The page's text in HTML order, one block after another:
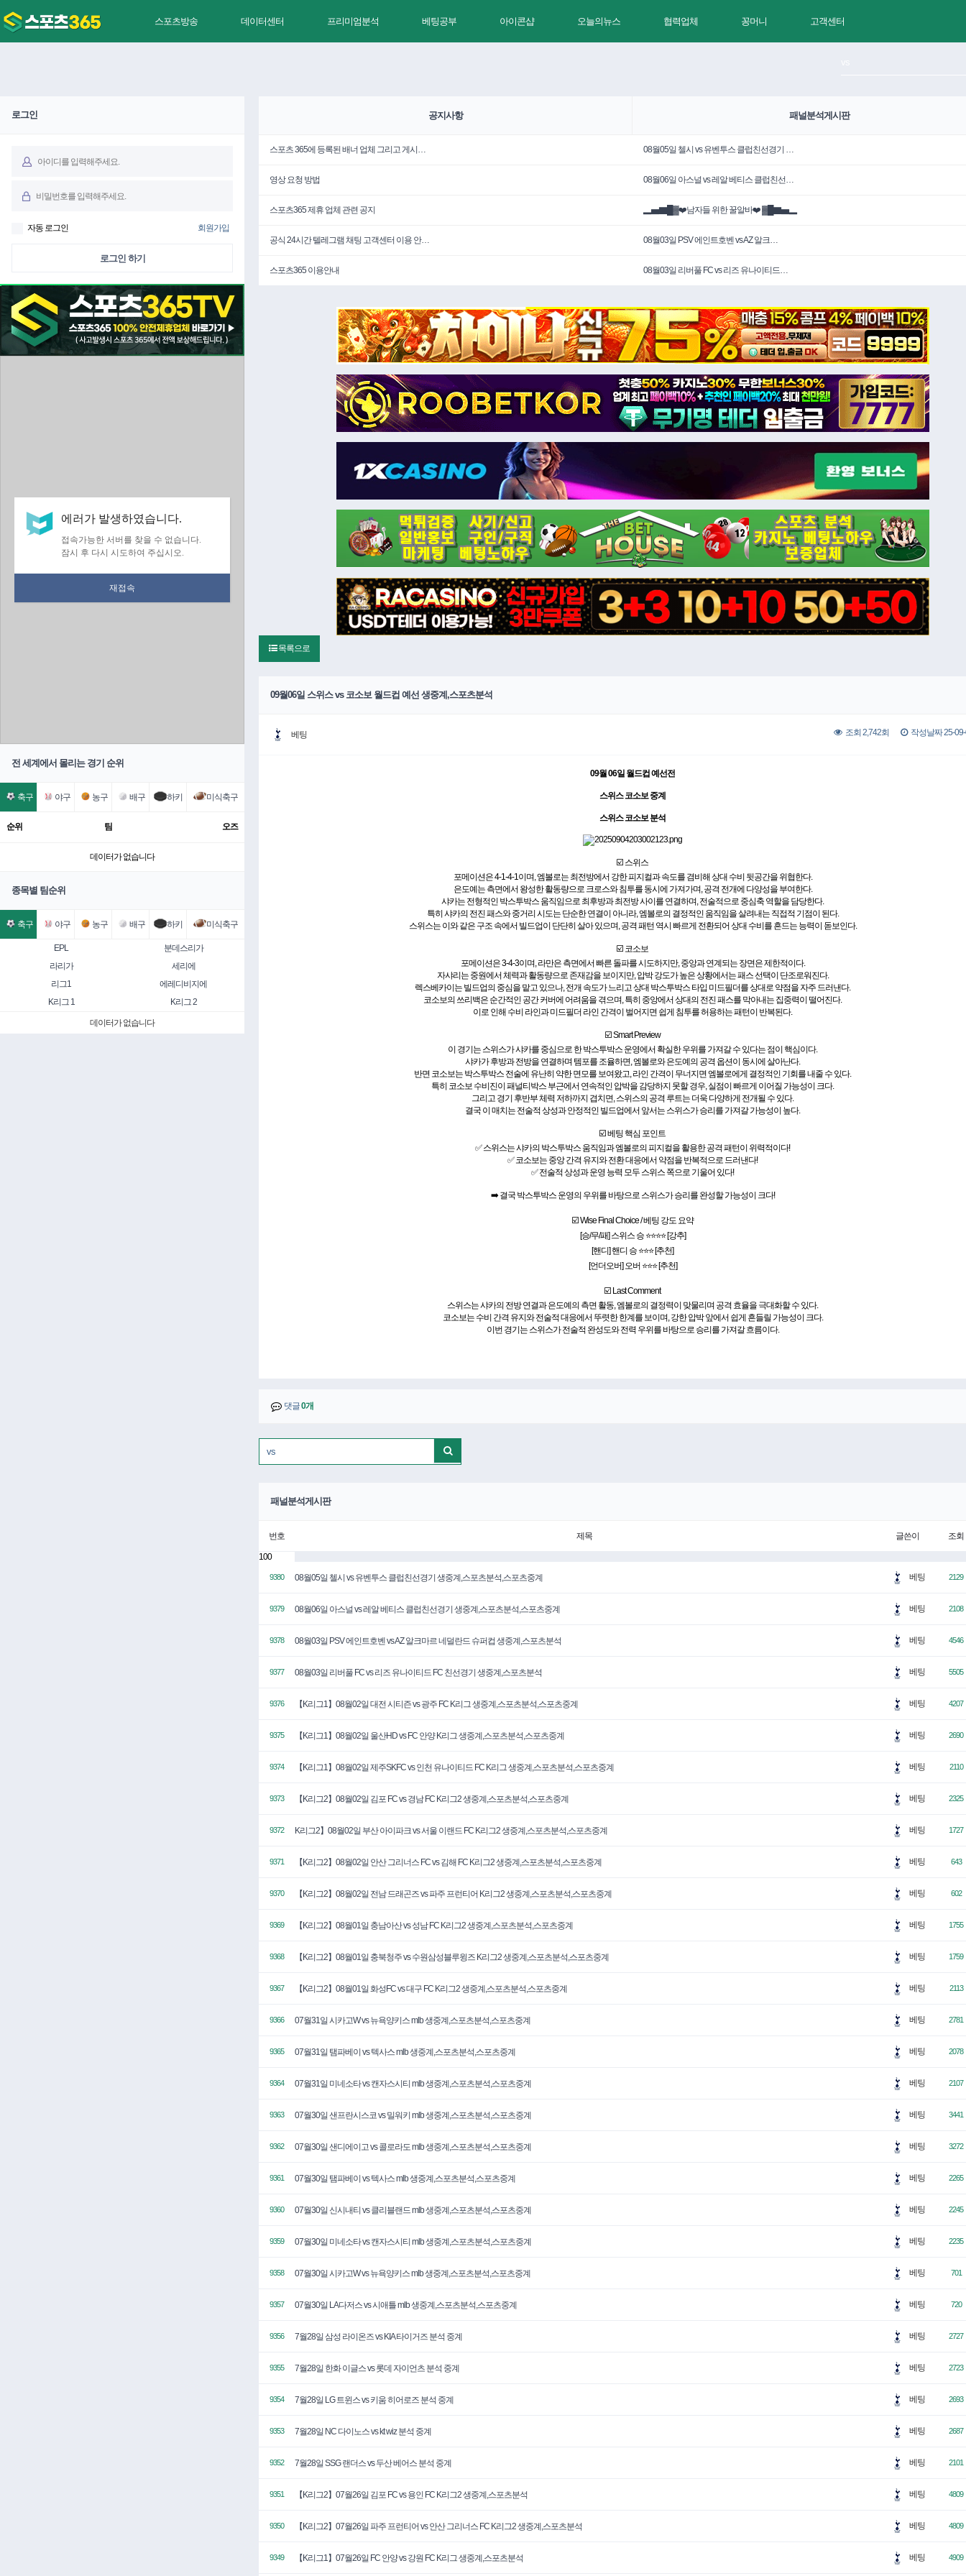
스포츠방송 데이터센터 프리미엄분석 베팅공부 아이콘샵 오늘의뉴스 협력업체 꽁머니 고객센터
로그인
자동 로그인 회원가입
로그인 하기
전 세계에서 몰리는 경기 순위
축구 야구 농구 배구 하키 미식축구
순위 팀 오즈
데이터가 없습니다
종목별 팀순위
축구 야구 농구 배구 하키 미식축구
EPL
분데스리가
라리가
세리에
리그1
에레디비지에
K리그 1
K리그 2
데이터가 없습니다
공지사항 패널분석게시판
스포츠 365에 등록된 배너 업체 그리고 게시…
영상 요청 방법
스포츠365 제휴 업체 관련 공지
공식 24시간 텔레그램 채팅 고객센터 이용 안…
스포츠365 이용안내
08월05일 첼시 vs 유벤투스 클럽친선경기 …
08월06일 아스널 vs 레알 베티스 클럽친선…
▂▅▇█▓❤️남자들 위한 꿀알바❤️ ▓█▇▅▂
08월03일 PSV 에인트호벤 vs AZ 알크…
08월03일 리버풀 FC vs 리즈 유나이티드…
목록으로
09월06일 스위스 vs 코소보 월드컵 예선 생중계,스포츠분석
베팅 조회 2,742회 작성날짜 25-
09월 06일 월드컵 예선전
스위스 코소보 중계
스위스 코소보 분석
☑️ 스위스
포메이션은 4-1-4-1이며, 엠볼로는 최전방에서 강한 피지컬과 속도를 겸비해 상대 수비 뒷공간을 위협한다.
은도예는 측면에서 왕성한 활동량으로 크로스와 침투를 동시에 가져가며, 공격 전개에 다양성을 부여한다.
샤카는 전형적인 박스투박스 움직임으로 최후방과 최전방 사이를 연결하며, 전술적으로 중심축 역할을 담당한다.
특히 샤카의 전진 패스와 중거리 시도는 단순한 연결이 아니라, 엠볼로의 결정적인 움직임을 살려내는 직접적 기점이 된다.
스위스는 이와 같은 구조 속에서 빌드업이 단단히 살아 있으며, 공격 패턴 역시 빠르게 전환되어 상대 수비를 흔드는 능력이 돋보인다.
☑️ 코소보
포메이션은 3-4-3이며, 라만은 측면에서 빠른 돌파를 시도하지만, 중앙과 연계되는 장면은 제한적이다.
자샤리는 중원에서 체력과 활동량으로 존재감을 보이지만, 압박 강도가 높은 상황에서는 패스 선택이 단조로워진다.
렉스베카이는 빌드업의 중심을 맡고 있으나, 전개 속도가 느리고 상대 박스투박스 타입 미드필더를 상대로 약점을 자주 드러낸다.
코소보의 쓰리백은 순간적인 공간 커버에 어려움을 겪으며, 특히 중앙에서 상대의 전진 패스를 막아내는 집중력이 떨어진다.
이로 인해 수비 라인과 미드필더 라인 간격이 벌어지면 쉽게 침투를 허용하는 패턴이 반복된다.
☑️ Smart Preview
이 경기는 스위스가 샤카를 중심으로 한 박스투박스 운영에서 확실한 우위를 가져갈 수 있다는 점이 핵심이다.
샤카가 후방과 전방을 연결하며 템포를 조율하면, 엠볼로와 은도예의 공격 옵션이 동시에 살아난다.
반면 코소보는 박스투박스 전술에 유난히 약한 면모를 보여왔고, 라인 간격이 무너지면 엠볼로에게 결정적인 기회를 내줄 수 있다.
특히 코소보 수비진이 패널티박스 부근에서 연속적인 압박을 감당하지 못할 경우, 실점이 빠르게 이어질 가능성이 크다.
그리고 경기 후반부 체력 저하까지 겹치면, 스위스의 공격 루트는 더욱 다양하게 전개될 수 있다.
결국 이 매치는 전술적 상성과 안정적인 빌드업에서 앞서는 스위스가 승리를 가져갈 가능성이 높다.
☑️ 베팅 핵심 포인트
✅ 스위스는 샤카의 박스투박스 움직임과 엠볼로의 피지컬을 활용한 공격 패턴이 위력적이다!
✅ 코소보는 중앙 간격 유지와 전환 대응에서 약점을 반복적으로 드러낸다!
✅ 전술적 상성과 운영 능력 모두 스위스 쪽으로 기울어 있다!
➡️ 결국 박스투박스 운영의 우위를 바탕으로 스위스가 승리를 완성할 가능성이 크다!
☑️ Wise Final Choice / 베팅 강도 요약
[승/무/패] 스위스 승 ⭐⭐⭐⭐ [강추]
[핸디] 핸디 승 ⭐⭐⭐ [추천]
[언더오버] 오버 ⭐⭐⭐ [추천]
☑️ Last Comment
스위스는 샤카의 전방 연결과 은도예의 측면 활동, 엠볼로의 결정력이 맞물리며 공격 효율을 극대화할 수 있다.
코소보는 수비 간격 유지와 전술적 대응에서 뚜렷한 한계를 보이며, 강한 압박 앞에서 쉽게 흔들릴 가능성이 크다.
이번 경기는 스위스가 전술적 완성도와 전력 우위를 바탕으로 승리를 가져갈 흐름이다.
댓글0개
패널분석게시판
번호 제목 글쓴이 조회
100
9380 08월05일 첼시 vs 유벤투스 클럽친선경기 생중계,스포츠분석,스포츠중계 베팅 2129
9379 08월06일 아스널 vs 레알 베티스 클럽친선경기 생중계,스포츠분석,스포츠중계 베팅 2108
9378 08월03일 PSV 에인트호벤 vs AZ 알크마르 네덜란드 슈퍼컵 생중계,스포츠분석 베팅 4546
9377 08월03일 리버풀 FC vs 리즈 유나이티드 FC 친선경기 생중계,스포츠분석 베팅 5505
9376 【K리그1】08월02일 대전 시티즌 vs 광주 FC K리그 생중계,스포츠분석,스포츠중계 베팅 4207
9375 【K리그1】08월02일 울산HD vs FC 안양 K리그 생중계,스포츠분석,스포츠중계 베팅 2690
9374 【K리그1】08월02일 제주SKFC vs 인천 유나이티드 FC K리그 생중계,스포츠분석,스포츠중계 베팅 2110
9373 【K리그2】08월02일 김포 FC vs 경남 FC K리그2 생중계,스포츠분석,스포츠중계 베팅 2325
9372 K리그2】08월02일 부산 아이파크 vs 서울 이랜드 FC K리그2 생중계,스포츠분석,스포츠중계 베팅 1727
9371 【K리그2】08월02일 안산 그리너스 FC vs 김해 FC K리그2 생중계,스포츠분석,스포츠중계 베팅 643
9370 【K리그2】08월02일 전남 드래곤즈 vs 파주 프런티어 K리그2 생중계,스포츠분석,스포츠중계 베팅 602
9369 【K리그2】08월01일 충남아산 vs 성남 FC K리그2 생중계,스포츠분석,스포츠중계 베팅 1755
9368 【K리그2】08월01일 충북청주 vs 수원삼성블루윙즈 K리그2 생중계,스포츠분석,스포츠중계 베팅 1759
9367 【K리그2】08월01일 화성FC vs 대구 FC K리그2 생중계,스포츠분석,스포츠중계 베팅 2113
9366 07월31일 시카고W vs 뉴욕양키스 mlb 생중계,스포츠분석,스포츠중계 베팅 2781
9365 07월31일 탬파베이 vs 텍사스 mlb 생중계,스포츠분석,스포츠중계 베팅 2078
9364 07월31일 미네소타 vs 캔자스시티 mlb 생중계,스포츠분석,스포츠중계 베팅 2107
9363 07월30일 샌프란시스코 vs 밀워키 mlb 생중계,스포츠분석,스포츠중계 베팅 3441
9362 07월30일 샌디에이고 vs 콜로라도 mlb 생중계,스포츠분석,스포츠중계 베팅 3272
9361 07월30일 탬파베이 vs 텍사스 mlb 생중계,스포츠분석,스포츠중계 베팅 2265
9360 07월30일 신시내티 vs 클리블랜드 mlb 생중계,스포츠분석,스포츠중계 베팅 2245
9359 07월30일 미네소타 vs 캔자스시티 mlb 생중계,스포츠분석,스포츠중계 베팅 2235
9358 07월30일 시카고W vs 뉴욕양키스 mlb 생중계,스포츠분석,스포츠중계 베팅 701
9357 07월30일 LA다저스 vs 시애틀 mlb 생중계,스포츠분석,스포츠중계 베팅 720
9356 7월28일 삼성 라이온즈 vs KIA 타이거즈 분석 중계 베팅 2727
9355 7월28일 한화 이글스 vs 롯데 자이언츠 분석 중계 베팅 2723
9354 7월28일 LG 트윈스 vs 키움 히어로즈 분석 중계 베팅 2693
9353 7월28일 NC 다이노스 vs kt wiz 분석 중계 베팅 2687
9352 7월28일 SSG 랜더스 vs 두산 베어스 분석 중계 베팅 2101
9351 【K리그2】07월26일 김포 FC vs 용인 FC K리그2 생중계,스포츠분석 베팅 4809
9350 【K리그2】07월26일 파주 프런티어 vs 안산 그리너스 FC K리그2 생중계,스포츠분석 베팅 4809
9349 【K리그1】07월26일 FC 안양 vs 강원 FC K리그 생중계,스포츠분석 베팅 4909